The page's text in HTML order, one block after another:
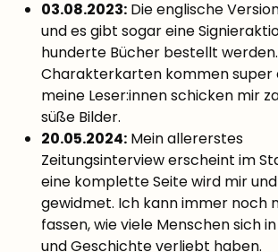
03.08.2023: Die englische
und es gibt sogar eine
hunderte Bücher bestellt
Charakterkarten kommen super
meine Leser:innen schicken mir
süße Bilder.
20.05.2024: Mein allererstes
Zeitungsinterview erscheint im
eine komplette Seite wird mir
gewidmet. Ich kann immer noch
fassen, wie viele Menschen sich
und Geschichte verliebt haben.